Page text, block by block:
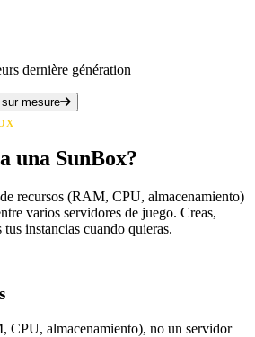
dernière génération
mesure
una SunBox?
recursos (RAM, CPU, almacenamiento)
varios servidores de juego. Creas,
instancias cuando quieras.
CPU, almacenamiento), no un servidor